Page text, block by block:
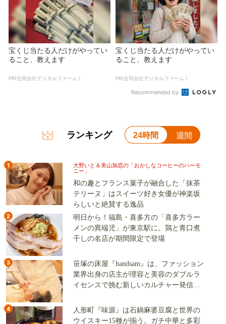
宝くじ当たる人だけがやってい
ること、教えます
PR(合同会社デジタルファーム )
宝くじ当たる人だけがやってい
ること、教えます
PR(合同会社デジタルファーム )
Recommended by
ランキング 24時間 週間
1
大野いと＆美山加恋の「おかしなコーヒーのハーモ
ニー」
和の趣とフランス菓子が融合した「抹茶
テリーヌ」はスイーツ好き女優が神楽坂
らしいと絶賛する逸品
2
明日から！福島・喜多方の「喜多方ラー
メンの異端児」が東京駅に。鶏と青口煮
干しの名店が期間限定で登場
3
笹塚の床屋『handsam』は、ファッション
業界出身の店主が理容と美容のダブルラ
イセンスで挑む新しいカルチャー発信基
4
人形町『味源』は石鍋麻婆豆腐と世界の
ウイスキー15種が揃う。ガチ中華と多彩